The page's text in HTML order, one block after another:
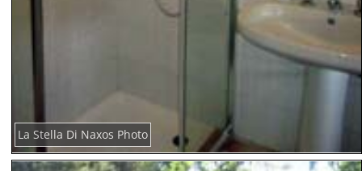
La Stella Di Naxos Photo